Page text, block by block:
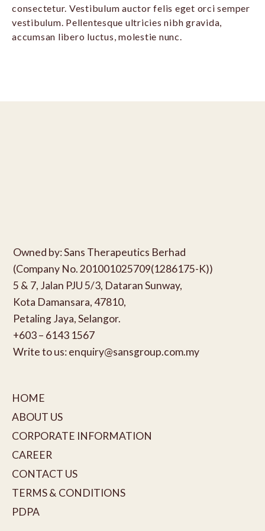
consectetur. Vestibulum auctor felis eget orci semper
vestibulum. Pellentesque ultricies nibh gravida,
accumsan libero luctus, molestie nunc.
Owned by: Sans Therapeutics Berhad
(Company No. 201001025709(1286175-K))
5 & 7, Jalan PJU 5/3, Dataran Sunway,
Kota Damansara, 47810,
Petaling Jaya, Selangor.
+603 – 6143 1567
Write to us:enquiry@sansgroup.com.my
HOME
ABOUT US
CORPORATE INFORMATION
CAREER
CONTACT US
TERMS & CONDITIONS
PDPA